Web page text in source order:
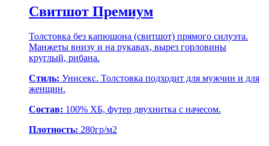
Свитшот Премиум
Толстовка без капюшона (свитшот) прямого силуэта.
Манжеты внизу и на рукавах, вырез горловины
круглый, рибана.
Стиль: Унисекс. Толстовка подходит для мужчин и для
женщин.
Состав: 100% ХБ, футер двухнитка с начесом.
Плотность: 280гр/м2